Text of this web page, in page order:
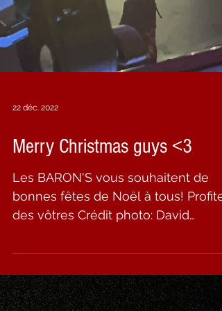
22 déc. 2022
Les BARON'S vous souhaitent de
bonnes fêtes de Noël à tous!